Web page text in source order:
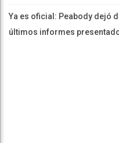
Ya es oficial: Peabody dejó
últimos informes